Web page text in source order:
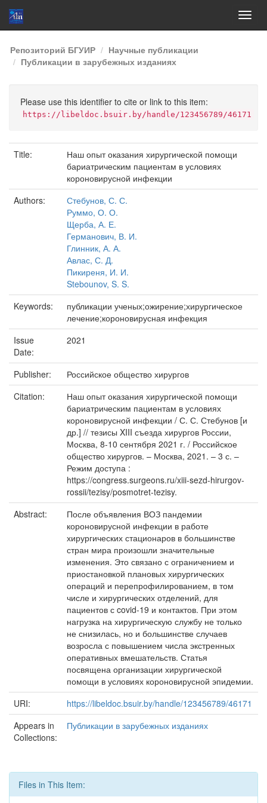
Skip
navigation
Репозиторий БГУИР
Научные публикации
Публикации в зарубежных изданиях
Please use this identifier to cite or link to this item:
https://libeldoc.bsuir.by/handle/123456789/46171
Title:
Наш опыт оказания хирургической помощи
бариатрическим пациентам в условиях
короновирусной инфекции
Authors:
Стебунов, С. С.
Руммо, О. О.
Щерба, А. Е.
Германович, В. И.
Глинник, А. А.
Авлас, С. Д.
Пикиреня, И. И.
Stebounov, S. S.
Keywords:
публикации ученых;ожирение;хирургическое
лечение;короновирусная инфекция
Issue
Date:
2021
Publisher:
Российское общество хирургов
Citation:
Наш опыт оказания хирургической помощи
бариатрическим пациентам в условиях
короновирусной инфекции / С. С. Стебунов [и
др.] // тезисы XIII съезда хирургов России,
Москва, 8-10 сентября 2021 г. / Российское
общество хирургов. – Москва, 2021. – 3 с. –
Режим доступа :
https://congress.surgeons.ru/xiii-sezd-hirurgov-
rossii/tezisy/posmotret-tezisy.
Abstract:
После объявления ВОЗ пандемии
короновирусной инфекции в работе
хирургических стационаров в большинстве
стран мира произошли значительные
изменения. Это связано с ограничением и
приостановкой плановых хирургических
операций и перепрофилированием, в том
числе и хирургических отделений, для
пациентов с covid-19 и контактов. При этом
нагрузка на хирургическую службу не только
не снизилась, но и большинстве случаев
возросла с повышением числа экстренных
оперативных вмешательств. Статья
посвящена организации хирургической
помощи в условиях короновирусной эпидемии.
URI:
https://libeldoc.bsuir.by/handle/123456789/46171
Appears in
Collections:
Публикации в зарубежных изданиях
Files in This Item: